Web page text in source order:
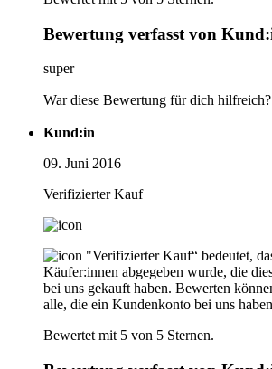
Bewertung verfasst von
super
War diese Bewertung für dich hilfreich?
Kund:in
09. Juni 2016
Verifizierter Kauf
"Verifizierter Kauf“ bedeutet,
Käufer:innen abgegeben wurde, die
bei uns gekauft haben. Bewerten
alle, die ein Kundenkonto bei uns
Bewertet mit 5 von 5 Sternen.